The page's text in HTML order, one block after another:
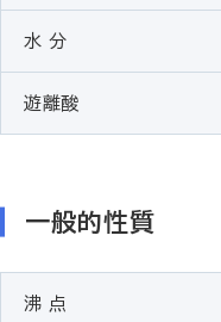
水 分
遊離酸
一般的性質
沸 点